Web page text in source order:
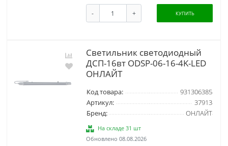
- + КУПИТЬ
Светильник светодиодный
ДСП-16вт ODSP-06-16-4K-LED
ОНЛАЙТ
Код товара:
931306385
Артикул:
37913
Бренд:
ОНЛАЙТ
На складе 31 шт
Обновлено 08.08.2026